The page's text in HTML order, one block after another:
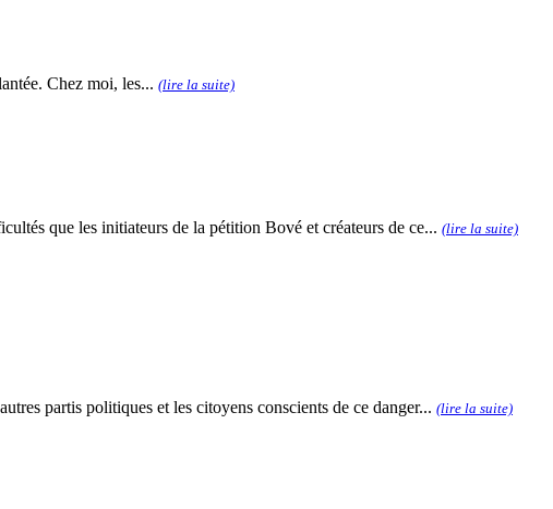
Chez moi, les... (lire la suite)
que les initiateurs de la pétition Bové et créateurs de ce... (lire la suite)
partis politiques et les citoyens conscients de ce danger... (lire la suite)